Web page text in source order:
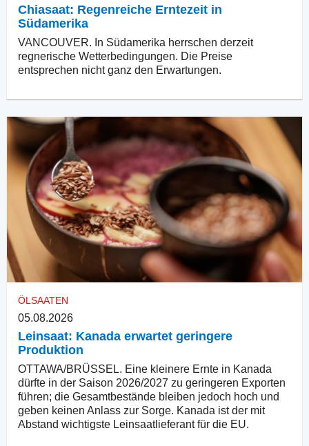
Chiasaat: Regenreiche Erntezeit in
Südamerika
VANCOUVER. In Südamerika herrschen derzeit
regnerische Wetterbedingungen. Die Preise
entsprechen nicht ganz den Erwartungen.
ÖLSAATEN
05.08.2026
Leinsaat: Kanada erwartet geringere
Produktion
OTTAWA/BRÜSSEL. Eine kleinere Ernte in Kanada
dürfte in der Saison 2026/2027 zu geringeren Exporten
führen; die Gesamtbestände bleiben jedoch hoch und
geben keinen Anlass zur Sorge. Kanada ist der mit
Abstand wichtigste Leinsaatlieferant für die EU.